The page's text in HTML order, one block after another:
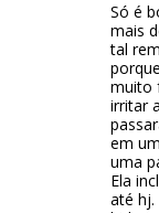
Só é
mais
tal
muito
irritar
em
uma
Ela
até hj.